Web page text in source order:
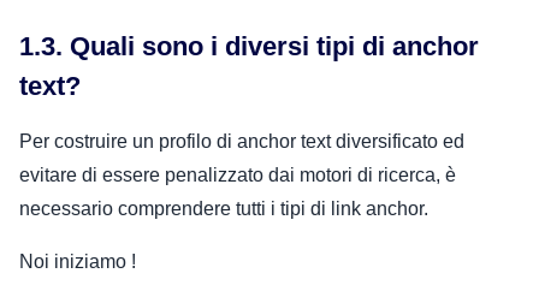
1.3. Quali sono i diversi tipi di anchor
text?
Per costruire un profilo di anchor text diversificato ed
evitare di essere penalizzato dai motori di ricerca, è
necessario comprendere tutti i tipi di link anchor.
Noi iniziamo !